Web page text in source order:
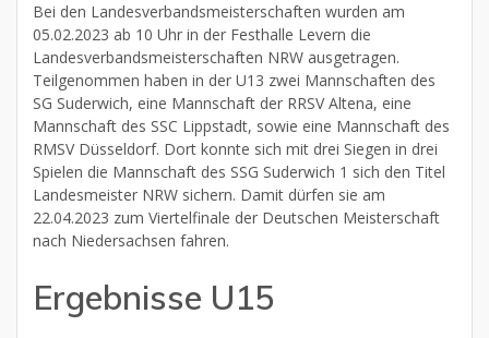
Bei den Landesverbandsmeisterschaften wurden am
05.02.2023 ab 10 Uhr in der Festhalle Levern die
Landesverbandsmeisterschaften NRW ausgetragen.
Teilgenommen haben in der U13 zwei Mannschaften des
SG Suderwich, eine Mannschaft der RRSV Altena, eine
Mannschaft des SSC Lippstadt, sowie eine Mannschaft des
RMSV Düsseldorf. Dort konnte sich mit drei Siegen in drei
Spielen die Mannschaft des SSG Suderwich 1 sich den Titel
Landesmeister NRW sichern. Damit dürfen sie am
22.04.2023 zum Viertelfinale der Deutschen Meisterschaft
nach Niedersachsen fahren.
Ergebnisse U15